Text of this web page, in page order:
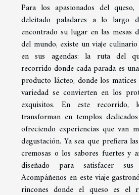
Para los apasionados del
deleitado paladares a lo largo
encontrado su lugar en las mesas
del mundo, existe un viaje
en sus agendas: la ruta del
recorrido donde cada parada es
producto lácteo, donde los
variedad se convierten en los
exquisitos. En este recorrido,
transforman en templos
ofreciendo experiencias que van
degustación. Ya sea que prefiera
cremosas o los sabores fuertes y
diseñado para satisfacer sus
Acompáñenos en este viaje
rincones donde el queso es el